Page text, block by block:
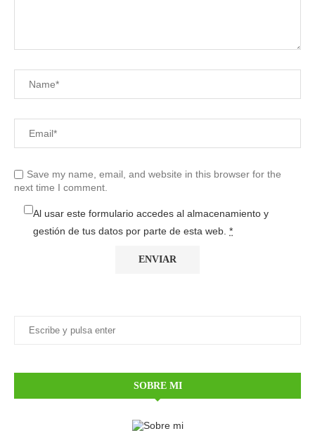
Save my name, email, and website in this browser for the
next time I comment.
Al usar este formulario accedes al almacenamiento y
gestión de tus datos por parte de esta web. *
SOBRE MI